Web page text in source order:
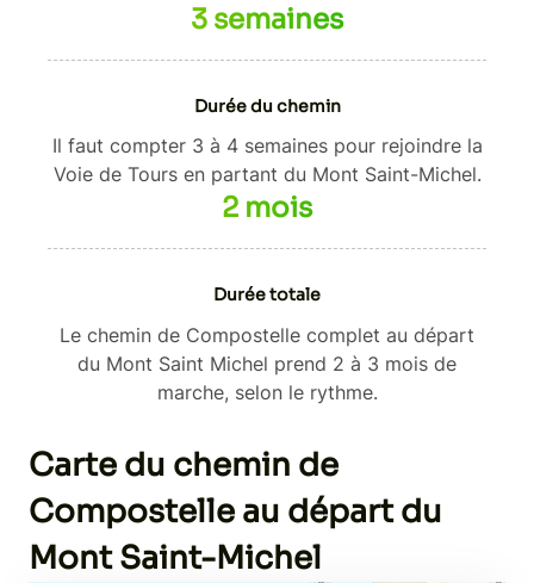
3 semaines
Durée du chemin
Il faut compter 3 à 4 semaines pour rejoindre la
Voie de Tours en partant du Mont Saint-Michel.
2 mois
Durée totale
Le chemin de Compostelle complet au départ
du Mont Saint Michel prend 2 à 3 mois de
marche, selon le rythme.
Carte du chemin de
Compostelle au départ du
Mont Saint-Michel